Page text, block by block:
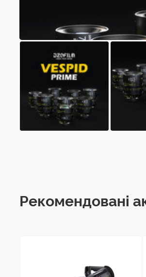
Рекомендовані